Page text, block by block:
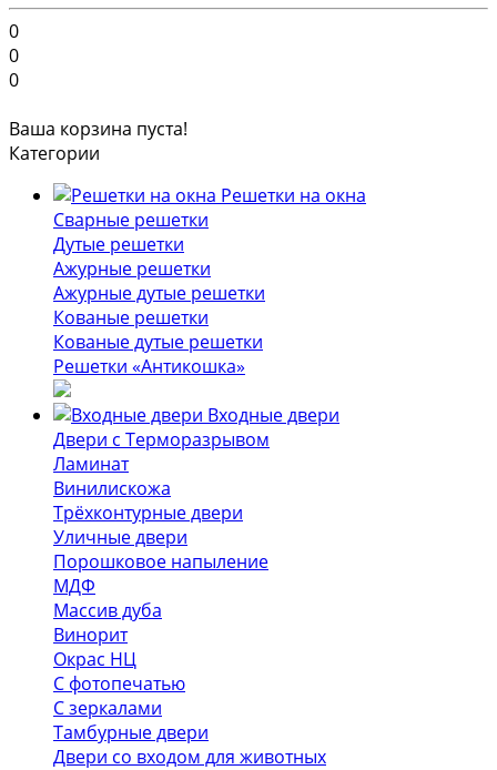
0
0
0
Ваша корзина пуста!
Категории
Решетки на окна
Сварные решетки
Дутые решетки
Ажурные решетки
Ажурные дутые решетки
Кованые решетки
Кованые дутые решетки
Решетки «Антикошка»
Входные двери
Двери с Терморазрывом
Ламинат
Винилискожа
Трёхконтурные двери
Уличные двери
Порошковое напыление
МДФ
Массив дуба
Винорит
Окрас НЦ
С фотопечатью
С зеркалами
Тамбурные двери
Двери со входом для животных